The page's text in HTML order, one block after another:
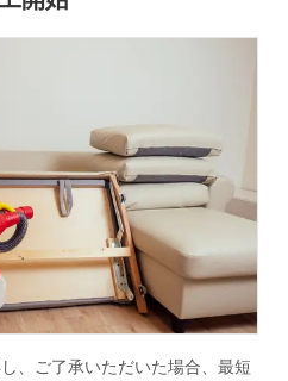
、ご了承いただいた場合、最短